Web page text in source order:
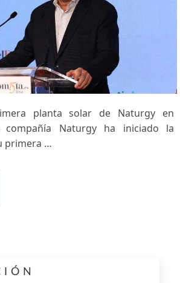
compañía Naturgy ha iniciado la
primera …